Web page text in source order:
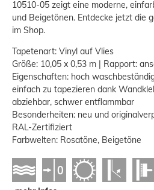
10510-05 zeigt eine moderne,
und Beigetönen. Entdecke jetzt die
im Shop.
Tapetenart: Vinyl auf Vlies
Größe: 10,05 x 0,53 m | Rapport:
Eigenschaften: hoch
einfach zu tapezieren dank
abziehbar, schwer entflammbar
Besonderheiten: neu und
RAL-Zertifiziert
Farbwelten: Rosatöne, Beigetöne